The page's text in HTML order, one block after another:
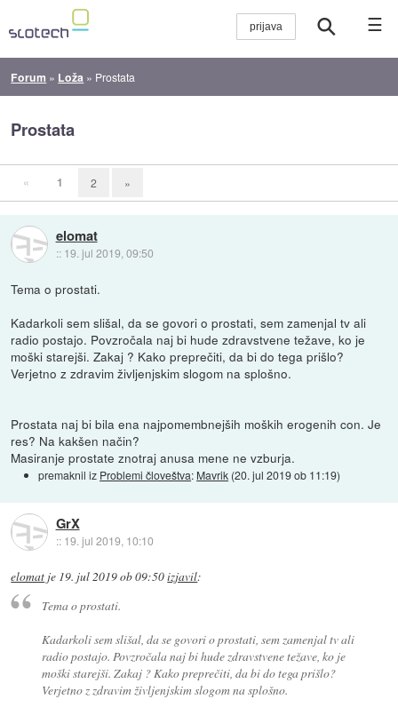
☰
Forum » Loža » Prostata
Prostata
« 1 2 »
elomat
:: 19. jul 2019, 09:50
Tema o prostati.
Kadarkoli sem slišal, da se govori o prostati, sem zamenjal tv ali
radio postajo. Povzročala naj bi hude zdravstvene težave, ko je
moški starejši. Zakaj ? Kako preprečiti, da bi do tega prišlo?
Verjetno z zdravim življenjskim slogom na splošno.
Prostata naj bi bila ena najpomembnejših moških erogenih con. Je
res? Na kakšen način?
Masiranje prostate znotraj anusa mene ne vzburja.
premaknil iz Problemi človeštva: Mavrik (20. jul 2019 ob 11:19)
GrX
:: 19. jul 2019, 10:10
elomat je 19. jul 2019 ob 09:50izjavil:
Tema o prostati.
Kadarkoli sem slišal, da se govori o prostati, sem zamenjal tv ali
radio postajo. Povzročala naj bi hude zdravstvene težave, ko je
moški starejši. Zakaj ? Kako preprečiti, da bi do tega prišlo?
Verjetno z zdravim življenjskim slogom na splošno.